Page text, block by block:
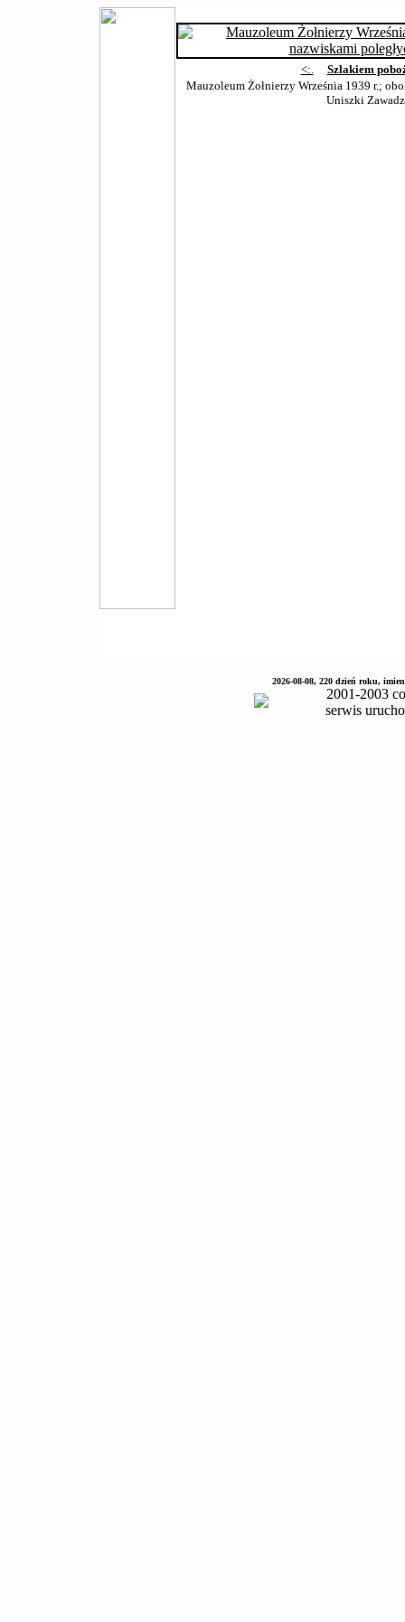
<:.
Szlakiem
Mauzoleum Żołnierzy Września 1939 r.;
Uniszki
2026-08-08, 220 dzień roku,
2001-2003
serwis